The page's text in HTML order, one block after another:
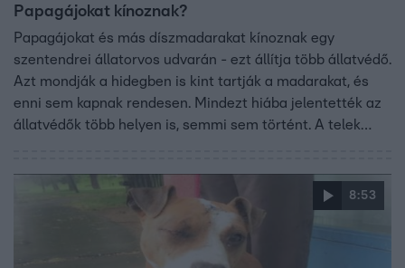
Papagájokat kínoznak?
Papagájokat és más díszmadarakat kínoznak egy
szentendrei állatorvos udvarán - ezt állítja több állatvédő.
Azt mondják a hidegben is kint tartják a madarakat, és
enni sem kapnak rendesen. Mindezt hiába jelentették az
állatvédők több helyen is, semmi sem történt. A telek
8:53